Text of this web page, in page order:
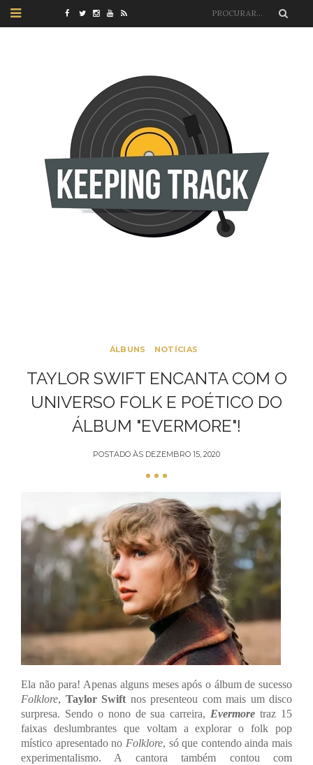
ÁLBUNS NOTÍCIAS
TAYLOR SWIFT ENCANTA COM O
UNIVERSO FOLK E POÉTICO DO
ÁLBUM "EVERMORE"!
POSTADO ÀS DEZEMBRO 15, 2020
Ela não para! Apenas alguns meses após o álbum de sucesso
Folklore, Taylor Swift nos presenteou com mais um disco
surpresa. Sendo o nono de sua carreira, Evermore traz 15
faixas deslumbrantes que voltam a explorar o folk pop
místico apresentado no Folklore, só que contendo ainda mais
experimentalismo. A cantora também contou com